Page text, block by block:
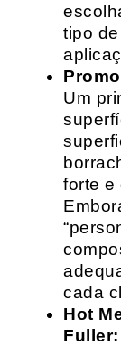
tipo
Um
forte e
cada
Hot
Fuller: